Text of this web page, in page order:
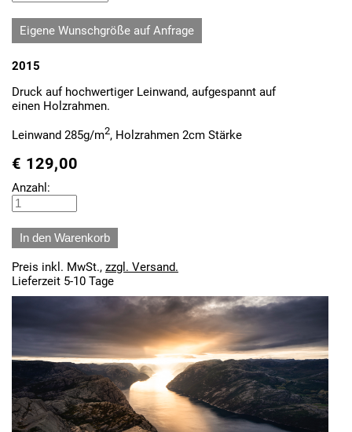
Eigene Wunschgröße auf Anfrage
2015
Druck auf hochwertiger Leinwand, aufgespannt auf
einen Holzrahmen.
Leinwand 285g/m2, Holzrahmen 2cm Stärke
€ 129,00
Anzahl:
Preis inkl. MwSt., zzgl. Versand.
Lieferzeit 5-10 Tage